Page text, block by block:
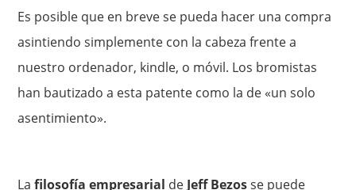
Es posible que en breve se pueda hacer una compra
asintiendo simplemente con la cabeza frente a
nuestro ordenador, kindle, o móvil. Los bromistas
han bautizado a esta patente como la de «un solo
asentimiento».
Lafilosofía empresarial de Jeff Bezosse puede